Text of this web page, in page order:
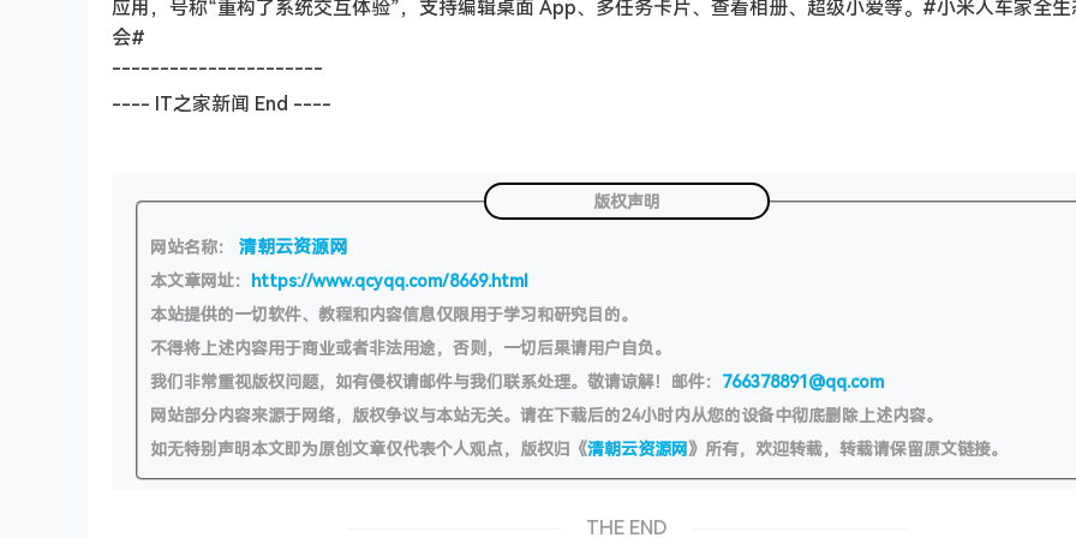
应用，号称“重构了系统交互体验”，支持编辑桌面 App、多任务卡片、查看相册、超级小爱等。#小米人车家全
会#
----------------------
---- IT之家新闻 End ----
版权声明
网站名称： 清朝云资源网
本文章网址： https://www.qcyqq.com/8669.html
本站提供的一切软件、教程和内容信息仅限用于学习和研究目的。
不得将上述内容用于商业或者非法用途，否则，一切后果请用户自负。
我们非常重视版权问题，如有侵权请邮件与我们联系处理。敬请谅解！邮件： 766378891@qq.com
网站部分内容来源于网络，版权争议与本站无关。请在下载后的24小时内从您的设备中彻底删除上述内容。
如无特别声明本文即为原创文章仅代表个人观点，版权归《清朝云资源网》所有，欢迎转载，转载请保留原文链接。
THE END